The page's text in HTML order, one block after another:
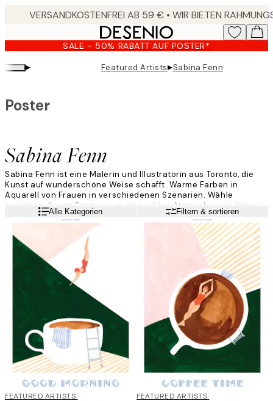
content.
SALE - 50% RABATT AUF POSTER*
▸ Featured Artists▸Sabina Fenn
Sabina Fenn
Poster
Sabina Fenn ist eine Malerin und Illustratorin aus Toronto, die
Kunst auf wunderschöne Weise schafft. Warme Farben in
Aquarell von Frauen in verschiedenen Szenarien. Wähle
zwischen diesen Postern, um eine ruhige Atmosphäre in deiner
Wohnung zu schaffen, und kombiniere sie miteinander.
WeiterlesenAlle Kategorien Filtern & sortieren
40%*
FEATURED ARTISTS 40%*
FEATURED ARTISTS